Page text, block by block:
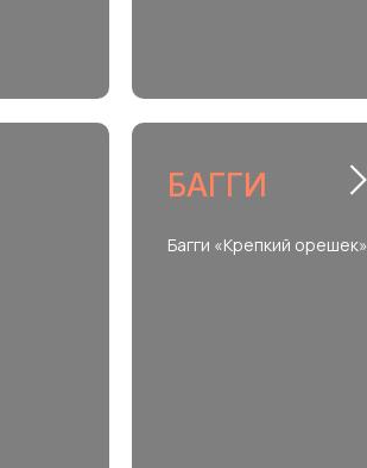
БАГГИ
Багги «Крепкий орешек»